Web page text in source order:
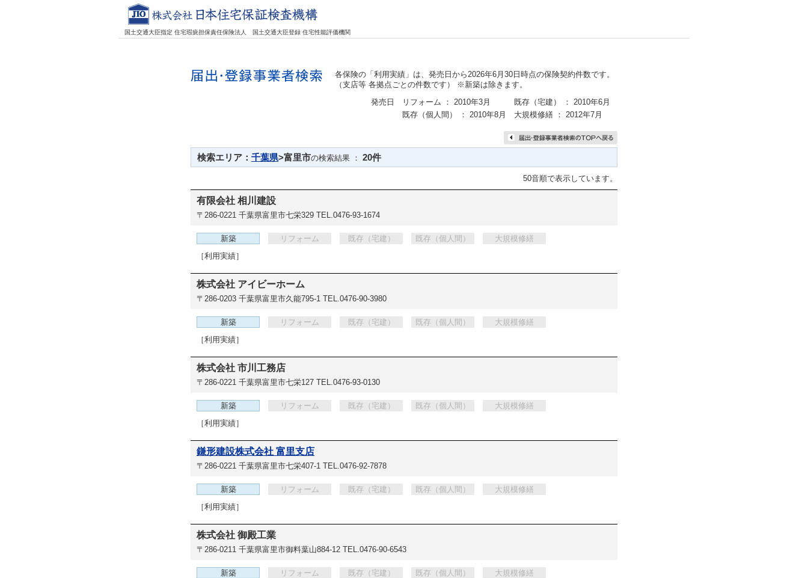
国土交通大臣指定 住宅瑕疵担保責任保険法人 国土交通大臣登録 住宅性能評価機関
各保険の「利用実績」は、発売日から2026年6月30日時点の保険契約件数です。
（支店等 各拠点ごとの件数です） ※新築は除きます。
発売日
リフォーム ： 2010年3月
既存（宅建） ： 2010年6月
既存（個人間） ： 2010年8月
大規模修繕 ： 2012年7月
検索エリア： 千葉県>富里市の検索結果 ： 20件
50音順で表示しています。
有限会社 相川建設
〒286-0221 千葉県富里市七栄329 TEL.0476-93-1674
新築 リフォーム 既存（宅建） 既存（個人間）
大規模修繕
［利用実績］
株式会社 アイビーホーム
〒286-0203 千葉県富里市久能795-1 TEL.0476-90-3980
新築 リフォーム 既存（宅建） 既存（個人間）
大規模修繕
［利用実績］
株式会社 市川工務店
〒286-0221 千葉県富里市七栄127 TEL.0476-93-0130
新築 リフォーム 既存（宅建） 既存（個人間）
大規模修繕
［利用実績］
鎌形建設株式会社 富里支店
〒286-0221 千葉県富里市七栄407-1 TEL.0476-92-7878
新築 リフォーム 既存（宅建） 既存（個人間）
大規模修繕
［利用実績］
株式会社 御殿工業
〒286-0211 千葉県富里市御料葉山884-12 TEL.0476-90-6543
新築 リフォーム 既存（宅建） 既存（個人間）
大規模修繕